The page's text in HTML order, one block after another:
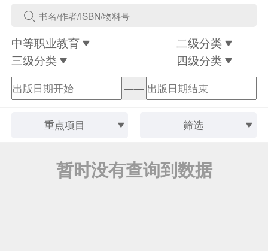
中等职业教育
二级分类
三级分类
四级分类
——
重点项目 筛选
暂时没有查询到数据